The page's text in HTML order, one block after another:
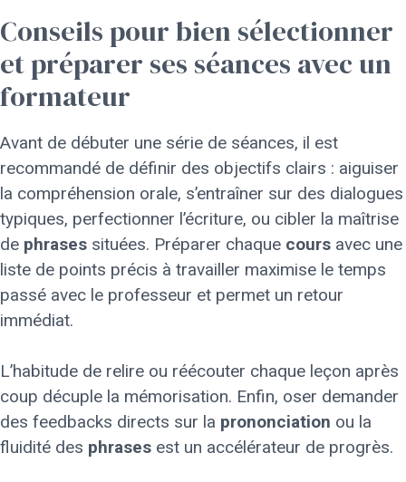
Conseils pour bien sélectionner
et préparer ses séances avec un
formateur
Avant de débuter une série de séances, il est
recommandé de définir des objectifs clairs : aiguiser
la compréhension orale, s’entraîner sur des dialogues
typiques, perfectionner l’écriture, ou cibler la maîtrise
de phrases situées. Préparer chaque cours avec une
liste de points précis à travailler maximise le temps
passé avec le professeur et permet un retour
immédiat.
L’habitude de relire ou réécouter chaque leçon après
coup décuple la mémorisation. Enfin, oser demander
des feedbacks directs sur la prononciation ou la
fluidité des phrases est un accélérateur de progrès.